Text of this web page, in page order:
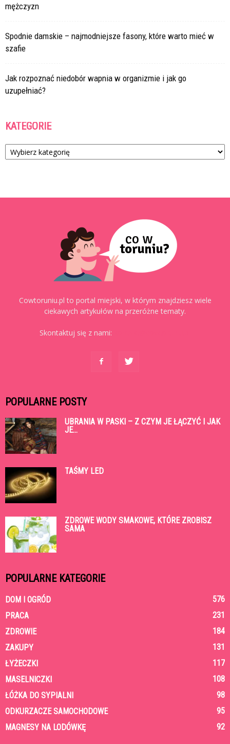
mężczyzn
Spodnie damskie – najmodniejsze fasony, które warto mieć w
szafie
Jak rozpoznać niedobór wapnia w organizmie i jak go
uzupełniać?
KATEGORIE
Kategorie
Cowtoruniu.pl to portal miejski, w którym znajdziesz wiele
ciekawych artykułów na przeróżne tematy.
Skontaktuj się z nami:
POPULARNE POSTY
UBRANIA W PASKI – Z CZYM JE ŁĄCZYĆ I JAK
JE...
TAŚMY LED
ZDROWE WODY SMAKOWE, KTÓRE ZROBISZ
SAMA
POPULARNE KATEGORIE
DOM I OGRÓD
576
PRACA
231
ZDROWIE
184
ZAKUPY
131
ŁYŻECZKI
117
MASELNICZKI
108
ŁÓŻKA DO SYPIALNI
98
ODKURZACZE SAMOCHODOWE
95
MAGNESY NA LODÓWKĘ
92